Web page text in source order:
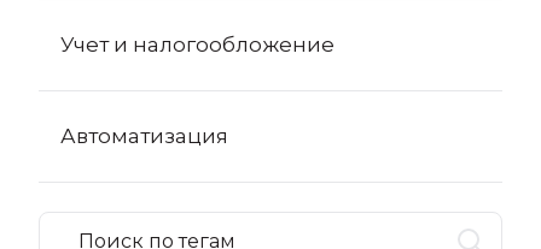
Учет и налогообложение
Автоматизация